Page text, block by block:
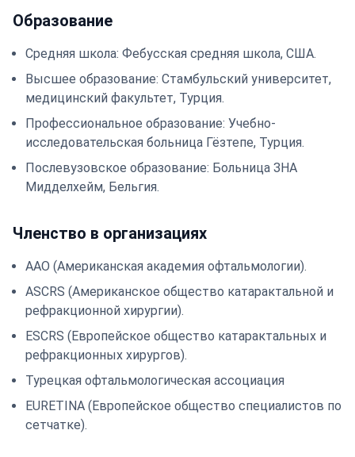
Образование
Средняя школа: Фебусская средняя школа, США.
Высшее образование: Стамбульский университет,
медицинский факультет, Турция.
Профессиональное образование: Учебно-
исследовательская больница Гёзтепе, Турция.
Послевузовское образование: Больница ЗНА
Мидделхейм, Бельгия.
Членство в организациях
AAO (Американская академия офтальмологии).
ASCRS (Американское общество катарактальной и
рефракционной хирургии).
ESCRS (Европейское общество катарактальных и
рефракционных хирургов).
Турецкая офтальмологическая ассоциация
EURETINA (Европейское общество специалистов по
сетчатке).